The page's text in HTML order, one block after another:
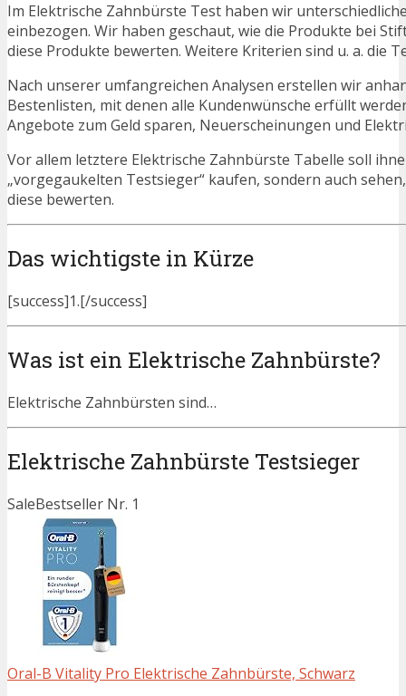
Im Elektrische Zahnbürste Test haben wir
einbezogen. Wir haben geschaut, wie die Produkte bei
diese Produkte bewerten. Weitere Kriterien sind u. a. die
Nach unserer umfangreichen Analysen erstellen wir
Bestenlisten, mit denen alle Kundenwünsche erfüllt
Angebote zum Geld sparen, Neuerscheinungen und
Vor allem letztere Elektrische Zahnbürste Tabelle soll
„vorgegaukelten Testsieger“ kaufen, sondern auch
diese bewerten.
Das wichtigste in Kürze
[success]1.[/success]
Was ist ein Elektrische Zahnbürste?
Elektrische Zahnbürsten sind…
Elektrische Zahnbürste Testsieger
SaleBestseller Nr. 1
Oral-B Vitality Pro Elektrische Zahnbürste, Schwarz